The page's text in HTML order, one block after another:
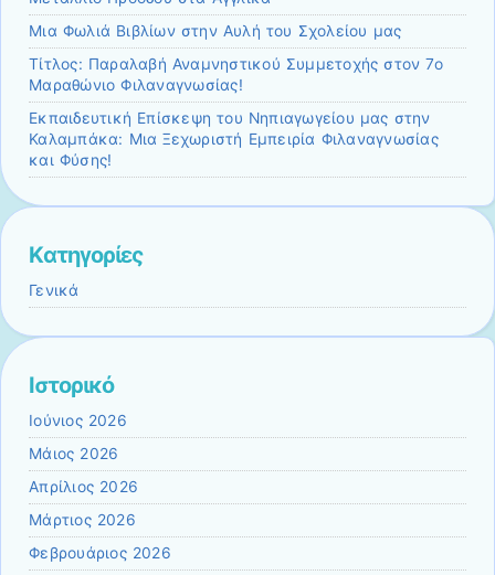
Μια Φωλιά Βιβλίων στην Αυλή του Σχολείου μας
Τίτλος: Παραλαβή Αναμνηστικού Συμμετοχής στον 7ο
Μαραθώνιο Φιλαναγνωσίας!
Εκπαιδευτική Επίσκεψη του Νηπιαγωγείου μας στην
Καλαμπάκα: Μια Ξεχωριστή Εμπειρία Φιλαναγνωσίας
και Φύσης!
Kατηγορίες
Γενικά
Ιστορικό
Ιούνιος 2026
Μάιος 2026
Απρίλιος 2026
Μάρτιος 2026
Φεβρουάριος 2026